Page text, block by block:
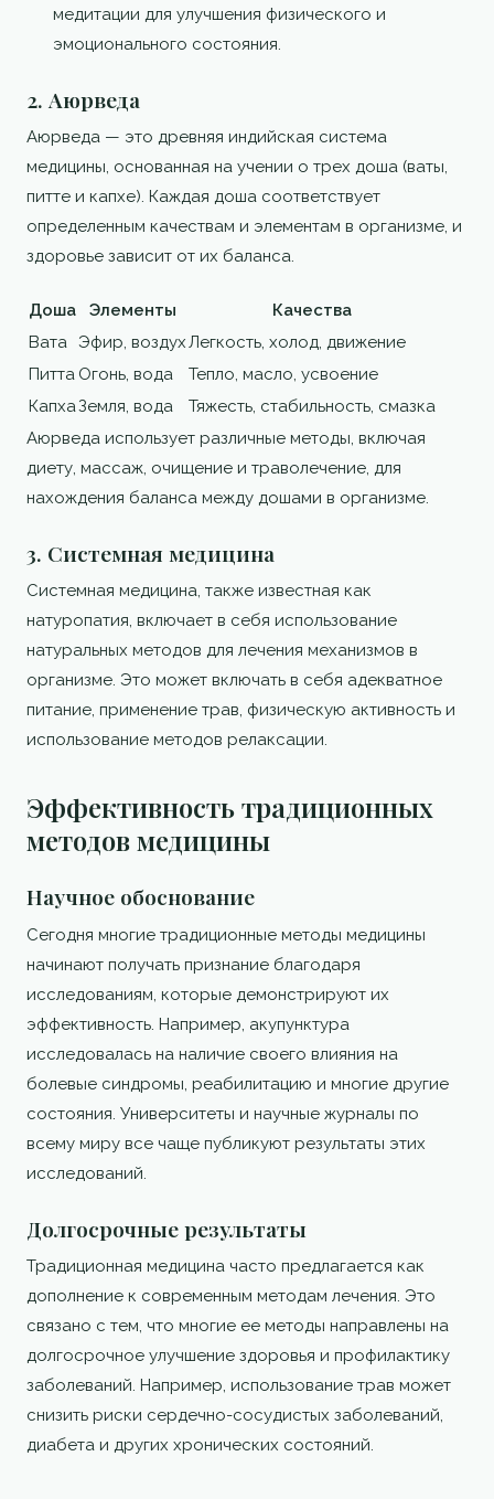
медитации для улучшения физического и
эмоционального состояния.
2. Аюрведа
Аюрведа — это древняя индийская система
медицины, основанная на учении о трех доша (ваты,
питте и капхе). Каждая доша соответствует
определенным качествам и элементам в организме, и
здоровье зависит от их баланса.
Доша Элементы
Качества
Вата
Эфир, воздух Легкость, холод, движение
Питта Огонь, вода
Тепло, масло, усвоение
КапхаЗемля, вода
Тяжесть, стабильность, смазка
Аюрведа использует различные методы, включая
диету, массаж, очищение и траволечение, для
нахождения баланса между дошами в организме.
3. Системная медицина
Системная медицина, также известная как
натуропатия, включает в себя использование
натуральных методов для лечения механизмов в
организме. Это может включать в себя адекватное
питание, применение трав, физическую активность и
использование методов релаксации.
Эффективность традиционных
методов медицины
Научное обоснование
Сегодня многие традиционные методы медицины
начинают получать признание благодаря
исследованиям, которые демонстрируют их
эффективность. Например, акупунктура
исследовалась на наличие своего влияния на
болевые синдромы, реабилитацию и многие другие
состояния. Университеты и научные журналы по
всему миру все чаще публикуют результаты этих
исследований.
Долгосрочные результаты
Традиционная медицина часто предлагается как
дополнение к современным методам лечения. Это
связано с тем, что многие ее методы направлены на
долгосрочное улучшение здоровья и профилактику
заболеваний. Например, использование трав может
снизить риски сердечно-сосудистых заболеваний,
диабета и других хронических состояний.